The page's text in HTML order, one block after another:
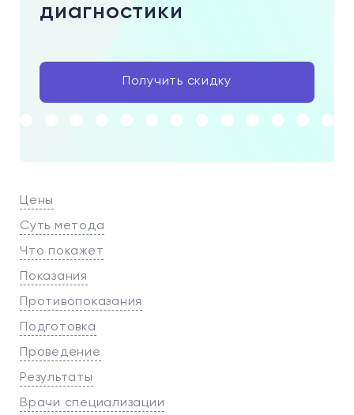
Цены
Суть метода
Что покажет
Показания
Противопоказания
Подготовка
Проведение
Результаты
Врачи специализации
диагностики
Получить скидку